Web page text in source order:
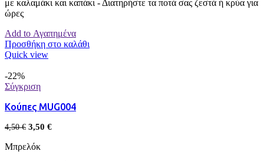
με καλαμάκι και καπάκι - Διατηρήστε τα ποτά σας ζεστά ή κρύα για
ώρες
Add to Αγαπημένα
Προσθήκη στο καλάθι
Quick view
-22%
Σύγκριση
Κούπες MUG004
4,50€ 3,50 €
Μπρελόκ